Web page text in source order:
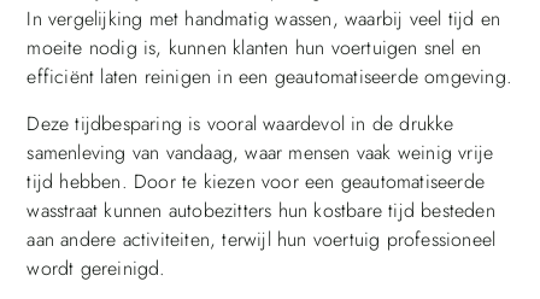
In vergelijking met handmatig wassen, waarbij veel tijd en
moeite nodig is, kunnen klanten hun voertuigen snel en
efficiënt laten reinigen in een geautomatiseerde omgeving.
Deze tijdbesparing is vooral waardevol in de drukke
samenleving van vandaag, waar mensen vaak weinig vrije
tijd hebben. Door te kiezen voor een geautomatiseerde
wasstraat kunnen autobezitters hun kostbare tijd besteden
aan andere activiteiten, terwijl hun voertuig professioneel
wordt gereinigd.